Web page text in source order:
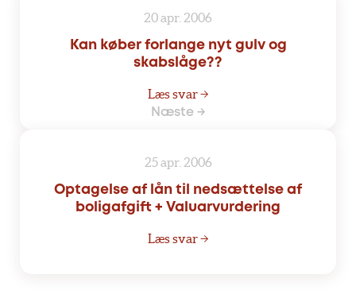
20 apr. 2006
Kan køber forlange nyt gulv og
skabslåge??
Læs svar →
Næste →
25 apr. 2006
Optagelse af lån til nedsættelse af
boligafgift + Valuarvurdering
Læs svar →